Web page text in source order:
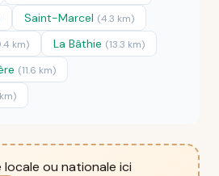
Saint-Marcel (4.3 km)
km) La Bâthie (13.3 km)
(11.6 km)
ou nationale ici